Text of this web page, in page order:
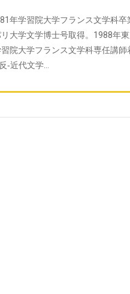
年学習院大学フランス文学科
大学文学博士号取得。1988年
院大学フランス文学科専任講
‐近代文学…